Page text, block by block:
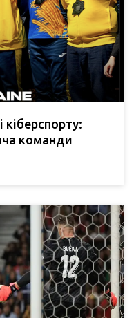
кіберспорту:
команди